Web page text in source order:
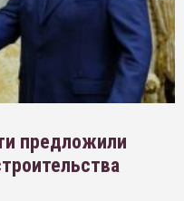
предложили